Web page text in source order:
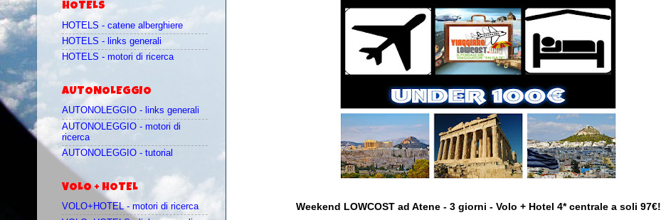
Weekend LOWCOST ad Atene - 3 giorni - Volo + Hotel 4* centrale a soli 97€!
HOTELS
HOTELS - catene alberghiere
HOTELS - links generali
HOTELS - motori di ricerca
AUTONOLEGGIO
AUTONOLEGGIO - links generali
AUTONOLEGGIO - motori di
ricerca
AUTONOLEGGIO - tutorial
VOLO + HOTEL
VOLO+HOTEL - motori di ricerca